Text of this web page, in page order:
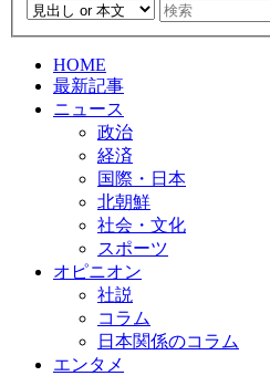
HOME
最新記事
ニュース
政治
経済
国際・日本
北朝鮮
社会・文化
スポーツ
オピニオン
社説
コラム
日本関係のコラム
エンタメ